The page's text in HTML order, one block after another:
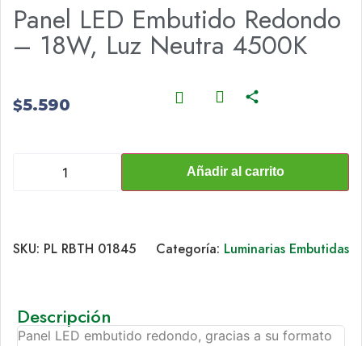
Panel LED Embutido Redondo
– 18W, Luz Neutra 4500K
$5.590
Añadir al carrito
SKU: PL RBTH 01845 Categoría: Luminarias Embutidas
Descripción
Panel LED embutido redondo, gracias a su formato